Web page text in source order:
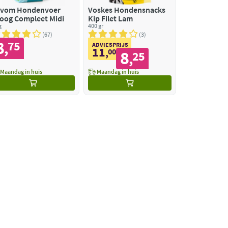
Hondenvoer
Compleet Midi
67
,75
in huis
Voskes Hondensnacks
Kip Filet Lam
400 gr
3
ADVIESPRIJS
11,00 8,25
Maandag in huis